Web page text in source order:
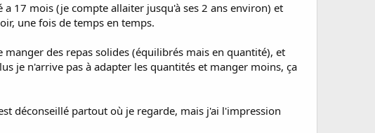
17 mois (je compte allaiter jusqu'à ses 2 ans environ) et
une fois de temps en temps.
des repas solides (équilibrés mais en quantité), et
je n'arrive pas à adapter les quantités et manger moins, ça
déconseillé partout où je regarde, mais j'ai l'impression